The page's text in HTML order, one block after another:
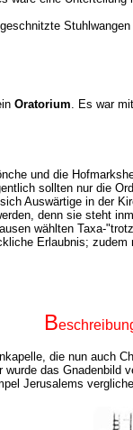
Oratorium . Es war
und die
sollten nur die
Auswärtige in der
denn sie steht
wählten Taxa-
Erlaubnis;
B
die nun auch
das Gnadenbild
Jerusalems